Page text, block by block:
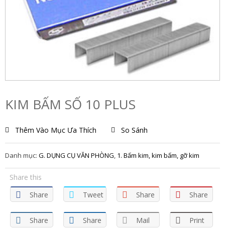
KIM BẤM SỐ 10 PLUS
Thêm Vào Mục Ưa Thích So Sánh
Danh mục: G. DỤNG CỤ VĂN PHÒNG, 1. Bấm kim, kim bấm, gỡ kim
Share this
Share
Tweet Share Share
Share Share Mail Print